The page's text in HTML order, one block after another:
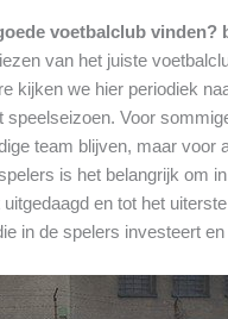
voetbalclub vinden?
van het juiste
kijken we hier periodiek
speelseizoen. Voor
team blijven, maar voor
is het belangrijk om
uitgedaagd en tot het
in de spelers investeert